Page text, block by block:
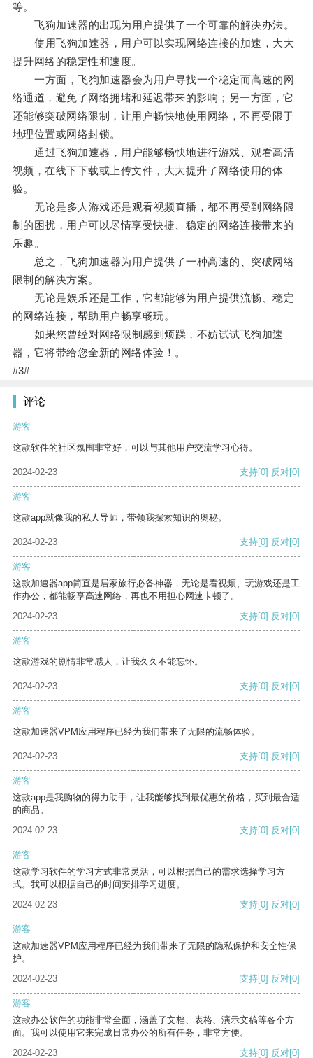
等。
飞狗加速器的出现为用户提供了一个可靠的解决办法。
使用飞狗加速器，用户可以实现网络连接的加速，大大
提升网络的稳定性和速度。
一方面，飞狗加速器会为用户寻找一个稳定而高速的网
络通道，避免了网络拥堵和延迟带来的影响；另一方面，它
还能够突破网络限制，让用户畅快地使用网络，不再受限于
地理位置或网络封锁。
通过飞狗加速器，用户能够畅快地进行游戏、观看高清
视频，在线下下载或上传文件，大大提升了网络使用的体
验。
无论是多人游戏还是观看视频直播，都不再受到网络限
制的困扰，用户可以尽情享受快捷、稳定的网络连接带来的
乐趣。
总之，飞狗加速器为用户提供了一种高速的、突破网络
限制的解决方案。
无论是娱乐还是工作，它都能够为用户提供流畅、稳定
的网络连接，帮助用户畅享畅玩。
如果您曾经对网络限制感到烦躁，不妨试试飞狗加速
器，它将带给您全新的网络体验！。
#3#
评论
游客
这款软件的社区氛围非常好，可以与其他用户交流学习心得。
2024-02-23 支持[0] 反对[0]
游客
这款app就像我的私人导师，带领我探索知识的奥秘。
2024-02-23 支持[0] 反对[0]
游客
这款加速器app简直是居家旅行必备神器，无论是看视频、玩游戏还是工
作办公，都能畅享高速网络，再也不用担心网速卡顿了。
2024-02-23
支持[0] 反对[0]
游客
这款游戏的剧情非常感人，让我久久不能忘怀。
2024-02-23 支持[0] 反对[0]
游客
这款加速器VPM应用程序已经为我们带来了无限的流畅体验。
2024-02-23 支持[0] 反对[0]
游客
这款app是我购物的得力助手，让我能够找到最优惠的价格，买到最合适
的商品。
2024-02-23
支持[0] 反对[0]
游客
这款学习软件的学习方式非常灵活，可以根据自己的需求选择学习方
式。我可以根据自己的时间安排学习进度。
2024-02-23
支持[0] 反对[0]
游客
这款加速器VPM应用程序已经为我们带来了无限的隐私保护和安全性保
护。
2024-02-23
支持[0] 反对[0]
游客
这款办公软件的功能非常全面，涵盖了文档、表格、演示文稿等各个方
面。我可以使用它来完成日常办公的所有任务，非常方便。
2024-02-23
支持[0] 反对[0]